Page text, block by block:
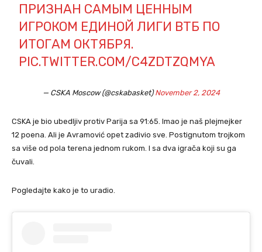
ПРИЗНАН САМЫМ ЦЕННЫМ
ИГРОКОМ ЕДИНОЙ ЛИГИ ВТБ ПО
ИТОГАМ ОКТЯБРЯ.
PIC.TWITTER.COM/C4ZDTZQMYA
— CSKA Moscow (@cskabasket)November 2, 2024
CSKA je bio ubedljiv protiv Parija sa 91:65. Imao je naš plejmejker
12 poena. Ali je Avramović opet zadivio sve. Postignutom trojkom
sa više od pola terena jednom rukom. I sa dva igrača koji su ga
čuvali.
Pogledajte kako je to uradio.